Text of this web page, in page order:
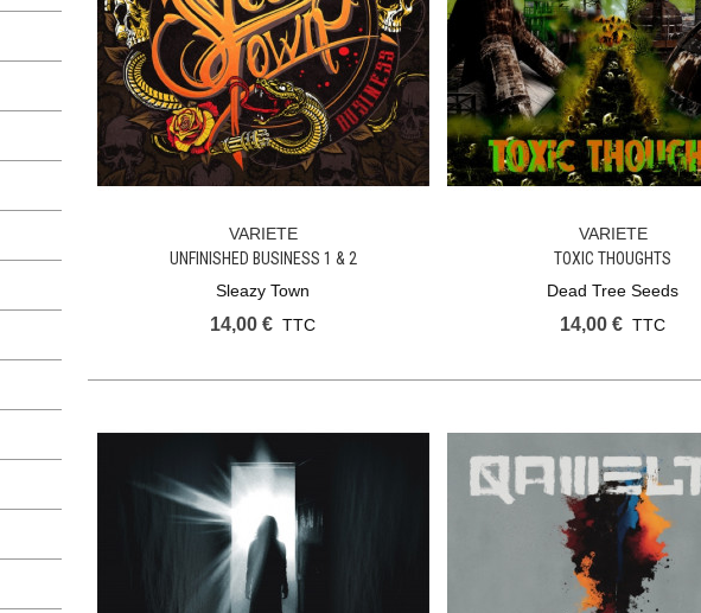
Ajouter Au Panier
VARIETE
UNFINISHED BUSINESS 1 & 2
Sleazy Town
14,00 € TTC
Ajouter Au Panier
VARIETE
TOXIC THOUGHTS
Dead Tree Seeds
14,00 € TTC